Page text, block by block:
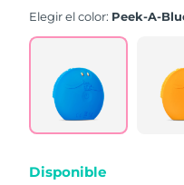
Elegir el color: Peek-A-
Disponible